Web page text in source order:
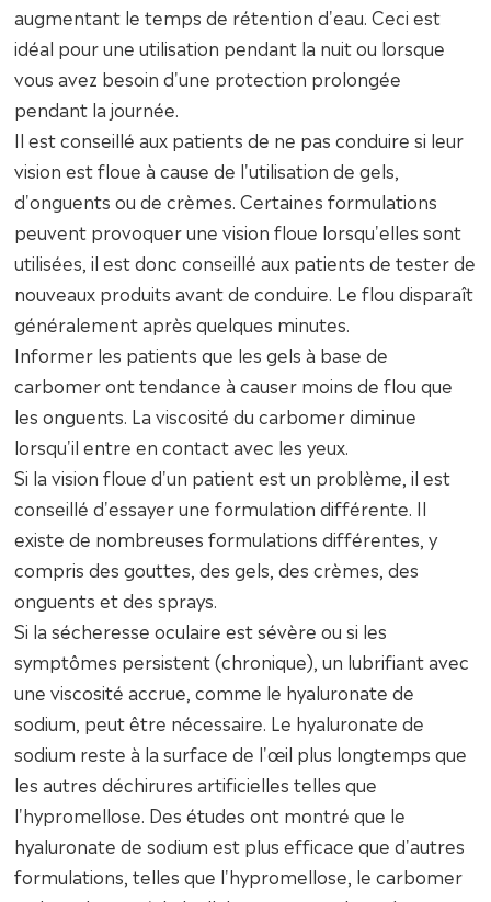
augmentant le temps de rétention d'eau. Ceci est
idéal pour une utilisation pendant la nuit ou lorsque
vous avez besoin d'une protection prolongée
pendant la journée.
Il est conseillé aux patients de ne pas conduire si leur
vision est floue à cause de l'utilisation de gels,
d'onguents ou de crèmes. Certaines formulations
peuvent provoquer une vision floue lorsqu'elles sont
utilisées, il est donc conseillé aux patients de tester de
nouveaux produits avant de conduire. Le flou disparaît
généralement après quelques minutes.
Informer les patients que les gels à base de
carbomer ont tendance à causer moins de flou que
les onguents. La viscosité du carbomer diminue
lorsqu'il entre en contact avec les yeux.
Si la vision floue d'un patient est un problème, il est
conseillé d'essayer une formulation différente. Il
existe de nombreuses formulations différentes, y
compris des gouttes, des gels, des crèmes, des
onguents et des sprays.
Si la sécheresse oculaire est sévère ou si les
symptômes persistent (chronique), un lubrifiant avec
une viscosité accrue, comme le hyaluronate de
sodium, peut être nécessaire. Le hyaluronate de
sodium reste à la surface de l'œil plus longtemps que
les autres déchirures artificielles telles que
l'hypromellose. Des études ont montré que le
hyaluronate de sodium est plus efficace que d'autres
formulations, telles que l'hypromellose, le carbomer